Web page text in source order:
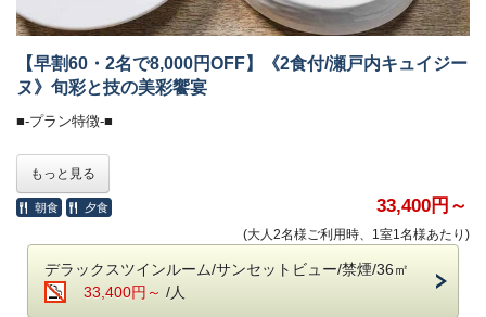
・会場 レストラン「ザ・マイルストーン」
・時間 7：00～10：00
■-オールインクルーシブで愉しむ癒しの空間-■
全館モダンデザインで統一された館内は、
大人の休日を過ごす 「大人の贅沢旅」にぴったり。
ホテル内のドリンクやおつまみなどは、ご宿泊料金に含まれます。
＜高濃度ラジウム温泉＞（6:00～10:00／15:30～24:00）
讃岐平野を望む絶景の半露天風呂が魅力。
・湯上がりラウンジ：生ビール＆ドリンク、アイスクリーム
【早割60・2名で8,000円OFF】《2食付/瀬戸内キュイジー
ヌ》旬彩と技の美彩饗宴
■-プラン特徴-■
お二人なら8,000円OFFになるお得なプランです。
※表示金額は割引されたプラン料金です。
■-《夕食》瀬戸の恵みを雅に味わえる瀬戸内キュイジーヌ-■
和の品格とフレンチの美学が調和する
フレンチ懐石に、さらに趣向を凝らした数皿を重ねて。
もっと見る
朝食 夕食 33,400円～
(大人2名様ご利用時、1室1名様あたり)
デラックスツインルーム/サンセットビュー/禁煙/36㎡
33,400円～ /人